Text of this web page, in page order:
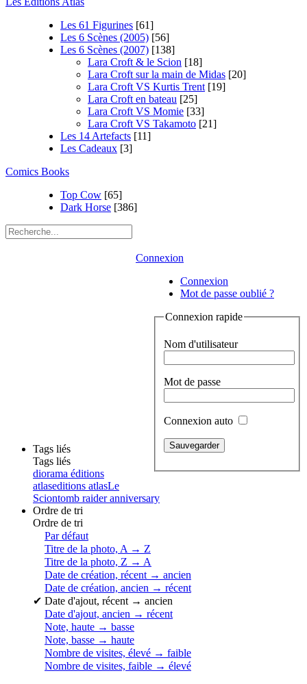
Les 61 Figurines [61]
Les 6 Scènes (2005) [56]
Les 6 Scènes (2007) [138]
Lara Croft & le Scion [18]
Lara Croft sur la main de Midas [20]
Lara Croft VS Kurtis Trent [19]
Lara Croft en bateau [25]
Lara Croft VS Momie [33]
Lara Croft VS Takamoto [21]
Les 14 Artefacts [11]
Les Cadeaux [3]
Comics Books
Top Cow [65]
Dark Horse [386]
Connexion
Connexion
Mot de passe oublié ?
Connexion rapide
Nom d'utilisateur
Mot de passe
Connexion auto
Tags liés
Tags liés
diorama éditions
atlaseditions atlasLe
Sciontomb raider anniversary
Ordre de tri
Ordre de tri
Par défaut
Titre de la photo, A → Z
Titre de la photo, Z → A
Date de création, récent → ancien
Date de création, ancien → récent
✔ Date d'ajout, récent → ancien
Date d'ajout, ancien → récent
Note, haute → basse
Note, basse → haute
Nombre de visites, élevé → faible
Nombre de visites, faible → élevé